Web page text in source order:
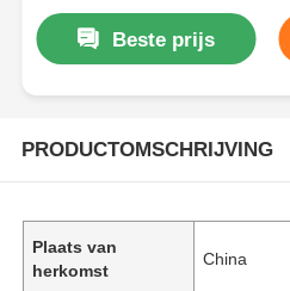
Beste prijs
PRODUCTOMSCHRIJVING
Plaats van
herkomst
China